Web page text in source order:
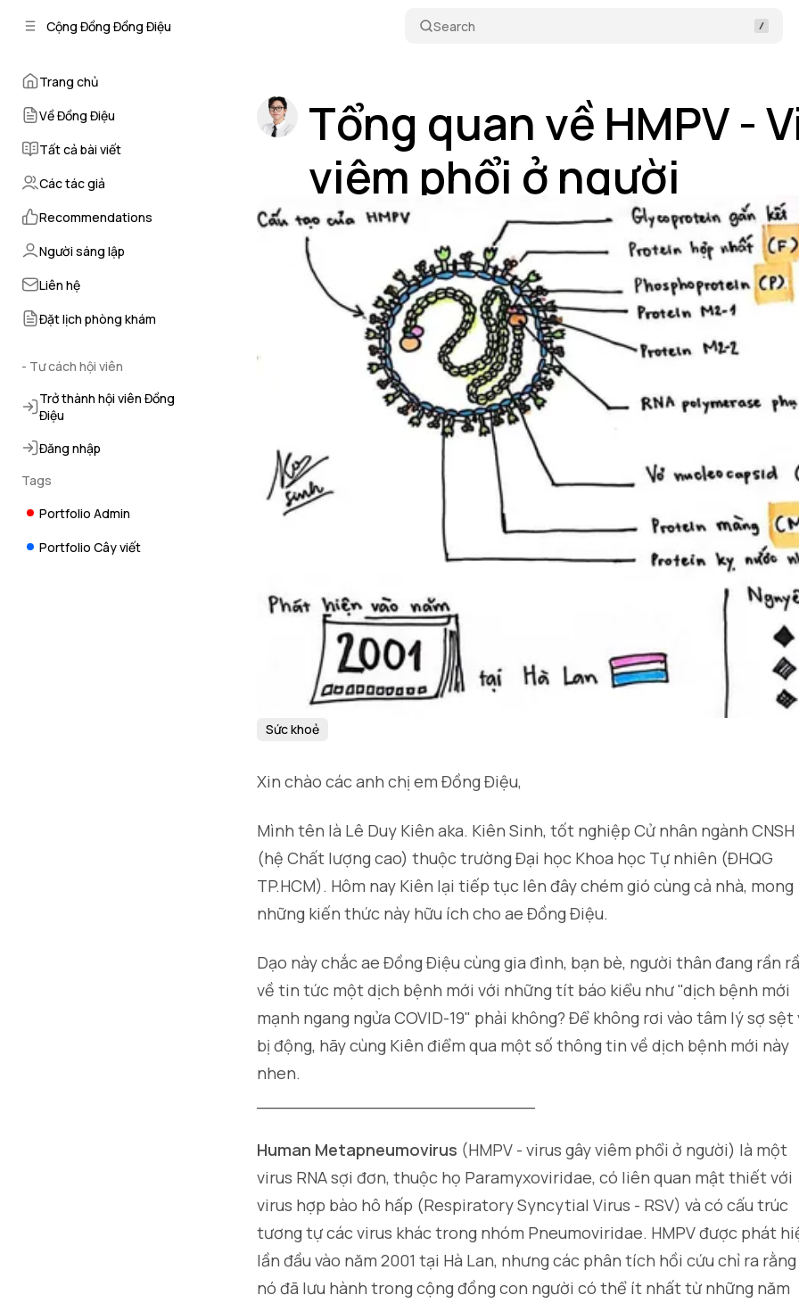
Cộng Đồng Đồng Điệu Search
Trang chủ
Về Đồng Điệu
Tất cả bài viết
Các tác giả
Recommendations
Người sáng lập
Liên hệ
Đặt lịch phòng khám
- Tư cách hội viên
Trở thành hội viên Đồng
Điệu
Đăng nhập
Tags
Portfolio Admin
Portfolio Cây viết
Tổng quan về HMPV -
viêm phổi ở người
by Kiên Sinh•tháng 1 27, 2025
Sức khoẻ
Xin chào các anh chị em Đồng Điệu,
Mình tên là Lê Duy Kiên aka. Kiên Sinh, tốt nghiệp Cử nhân ngành CNSH
(hệ Chất lượng cao) thuộc trường Đại học Khoa học Tự nhiên (ĐHQG
TP.HCM). Hôm nay Kiên lại tiếp tục lên đây chém gió cùng cả nhà, mong
những kiến thức này hữu ích cho ae Đồng Điệu.
Dạo này chắc ae Đồng Điệu cùng gia đình, bạn bè, người thân đang rần
về tin tức một dịch bệnh mới với những tít báo kiểu như "dịch bệnh mới
mạnh ngang ngửa COVID-19" phải không? Để không rơi vào tâm lý sợ sệt
bị động, hãy cùng Kiên điểm qua một số thông tin vềdịch bệnh mới này
nhen.
Human Metapneumovirus (HMPV -virus gây viêm phổi ở người) là một
virus RNA sợi đơn, thuộc họ Paramyxoviridae, có liên quan mật thiết với
virus hợp bào hô hấp (Respiratory Syncytial Virus - RSV) và có cấu trúc
tương tự các virus khác trong nhóm Pneumoviridae. HMPV được phát
lần đầu vào năm 2001 tại Hà Lan, nhưng các phân tích hồi cứu chỉ ra rằng
nó đã lưu hành trong cộng đồng con người có thể ít nhất từ những năm